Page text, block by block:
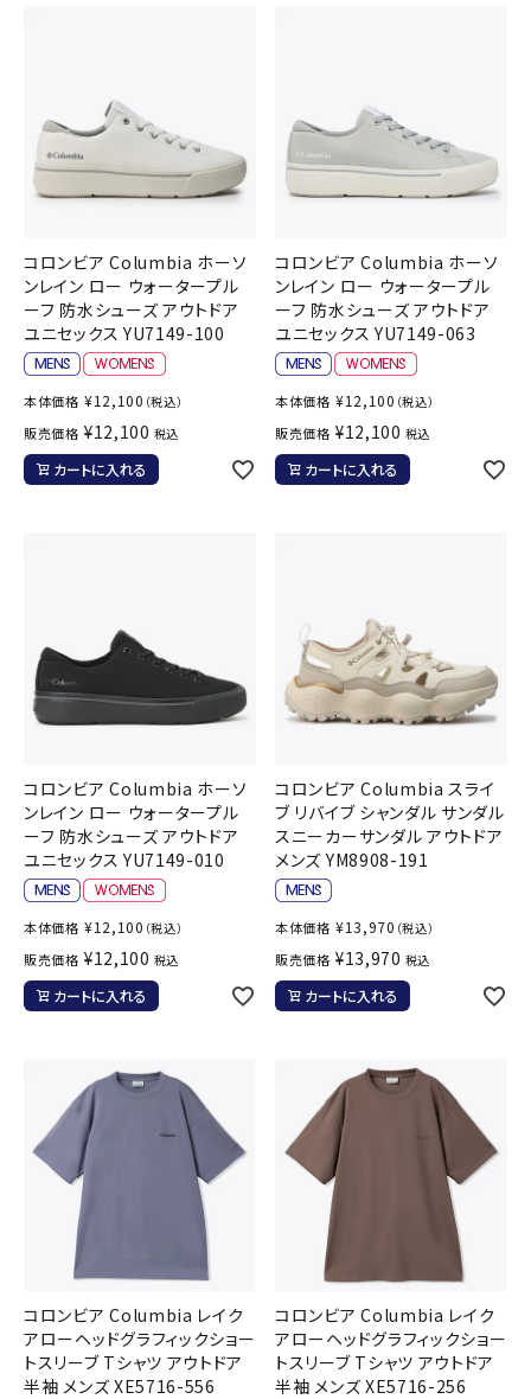
コロンビア Columbia ホーソ
ンレイン ロー ウォータープル
ーフ 防水シューズ アウトドア
ユニセックス YU7149-100
本体価格 ¥12,100 （税込）
販売価格 ¥12,100 税込
カートに入れる
コロンビア Columbia ホーソ
ンレイン ロー ウォータープル
ーフ 防水シューズ アウトドア
ユニセックス YU7149-063
本体価格 ¥12,100 （税込）
販売価格 ¥12,100 税込
カートに入れる
コロンビア Columbia ホーソ
ンレイン ロー ウォータープル
ーフ 防水シューズ アウトドア
ユニセックス YU7149-010
本体価格 ¥12,100 （税込）
販売価格 ¥12,100 税込
カートに入れる
コロンビア Columbia スライ
ブ リバイブ シャンダル サンダル
スニーカーサンダル アウトドア
メンズ YM8908-191
本体価格 ¥13,970 （税込）
販売価格 ¥13,970 税込
カートに入れる
コロンビア Columbia レイク
アローヘッドグラフィックショー
トスリーブ Tシャツ アウトドア
半袖 メンズ XE5716-556
コロンビア Columbia レイク
アローヘッドグラフィックショー
トスリーブ Tシャツ アウトドア
半袖 メンズ XE5716-256